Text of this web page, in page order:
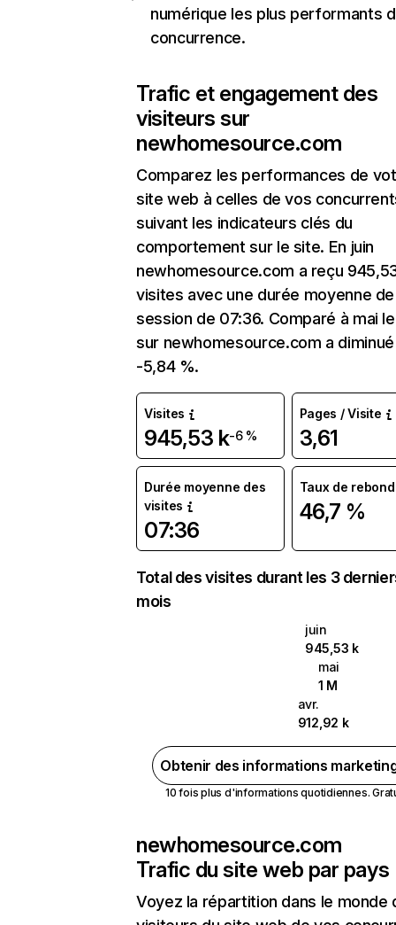
numérique les plus performants
concurrence.
Trafic et engagement des
visiteurs sur
newhomesource.com
Comparez les performances de
site web à celles de vos
suivant les indicateurs clés du
comportement sur le site. En juin
newhomesource.com a reçu
visites avec une durée moyenne
session de 07:36. Comparé à mai
sur newhomesource.com a
-5,84 %.
Visites
945,53 k-6 %
Pages / Visite
3,61
Durée moyenne des
visites
07:36
Taux de rebond
46,7 %
Total des visites durant les 3
mois
juin
945,53 k
mai
1 M
avr.
912,92 k
Obtenir des informations
10 fois plus d'informations quotidiennes.
newhomesource.com
Trafic du site web par pays
Voyez la répartition dans le monde